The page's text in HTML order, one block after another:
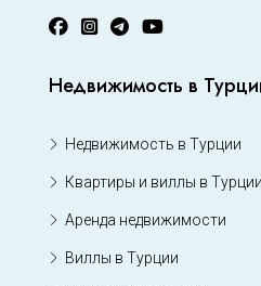
Недвижимость в
Недвижимость в Турции
Квартиры и виллы в Турции
Аренда недвижимости
Виллы в Турции